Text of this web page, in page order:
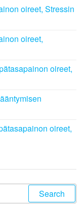
oireet, Stressin
oireet,
oireet,
oireet,